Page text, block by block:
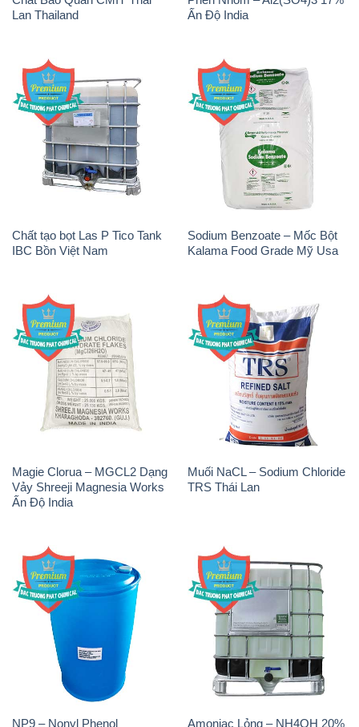
Lan Thailand
Ấn Độ India
Chất tạo bọt Las P Tico Tank
IBC Bồn Việt Nam
Sodium Benzoate – Mốc Bột
Kalama Food Grade Mỹ Usa
Magie Clorua – MGCL2 Dạng
Vảy Shreeji Magnesia Works
Ấn Độ India
Muối NaCL – Sodium Chloride
TRS Thái Lan
NP9 – Nonyl Phenol
Amoniac Lỏng – NH4OH 20%